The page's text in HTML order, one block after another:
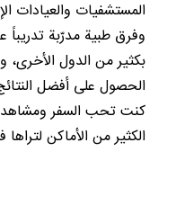
المستشفيات والعيادات
وفرق طبية مدرّبة تدريباً
بكثير من الدول
الحصول على أفضل
كنت تحب السفر
الكثير من الأماكن